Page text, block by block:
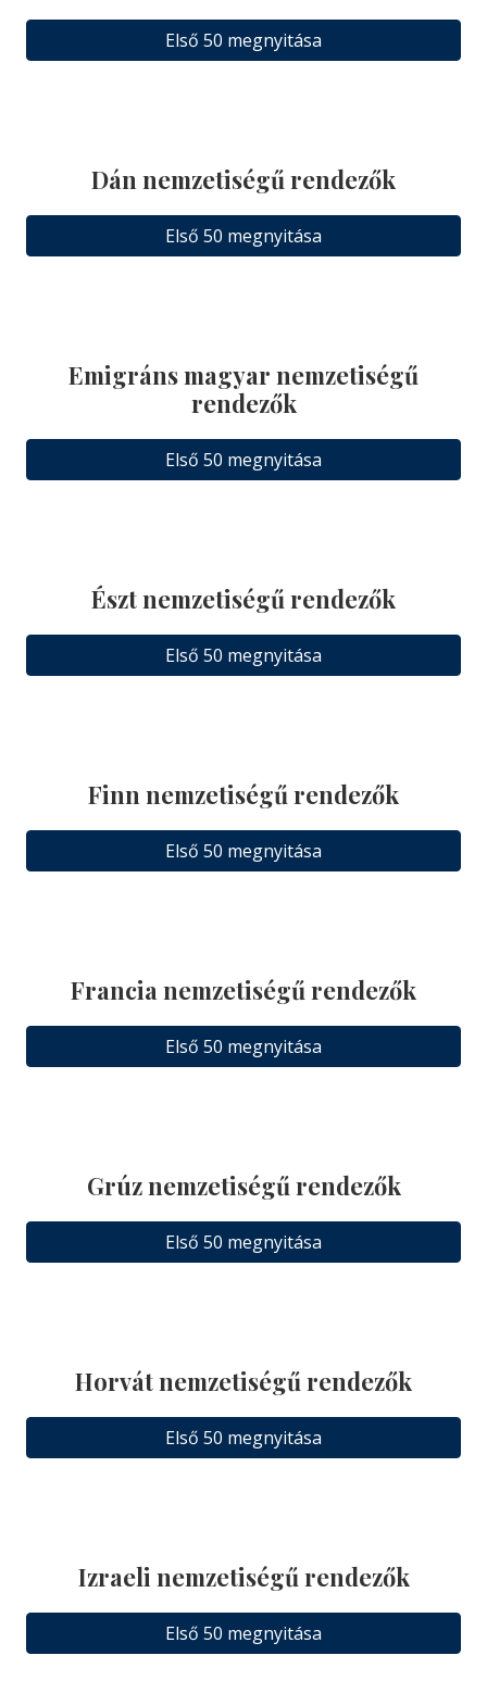
Első 50 megnyitása
Dán nemzetiségű rendezők
Első 50 megnyitása
Emigráns magyar nemzetiségű
rendezők
Első 50 megnyitása
Észt nemzetiségű rendezők
Első 50 megnyitása
Finn nemzetiségű rendezők
Első 50 megnyitása
Francia nemzetiségű rendezők
Első 50 megnyitása
Grúz nemzetiségű rendezők
Első 50 megnyitása
Horvát nemzetiségű rendezők
Első 50 megnyitása
Izraeli nemzetiségű rendezők
Első 50 megnyitása